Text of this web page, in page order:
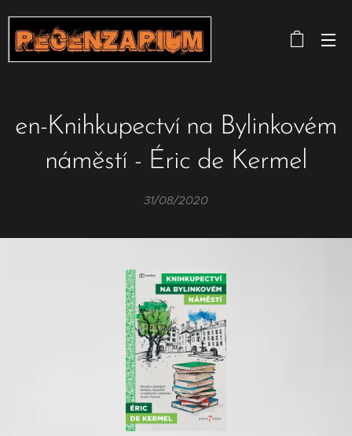
en-Knihkupectví na Bylinkovém
náměstí - Éric de Kermel
31/08/2020